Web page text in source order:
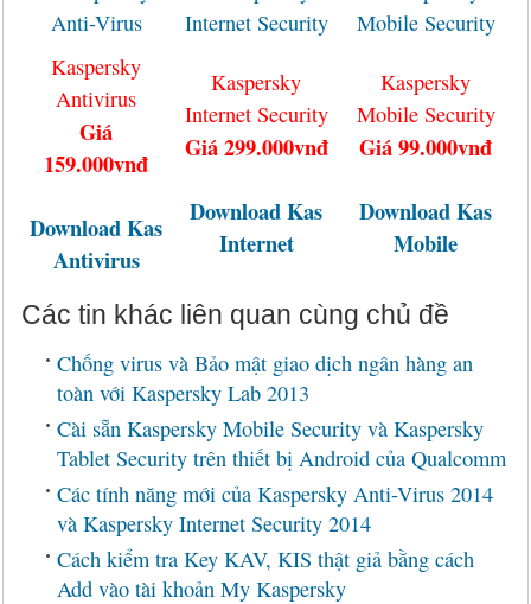
Kaspersky
Antivirus
Giá
159.000vnđ
Download Kas
Antivirus
Kaspersky
Internet Security
Giá 299.000vnđ
Download Kas
Internet
Kaspersky
Mobile Security
Giá 99.000vnđ
Download Kas
Mobile
Các tin khác liên quan cùng chủ đề
Chống virus và Bảo mật giao dịch ngân hàng an
toàn với Kaspersky Lab 2013
Cài sẵn Kaspersky Mobile Security và Kaspersky
Tablet Security trên thiết bị Android của Qualcomm
Các tính năng mới của Kaspersky Anti-Virus 2014
và Kaspersky Internet Security 2014
Cách kiểm tra Key KAV, KIS thật giả bằng cách
Add vào tài khoản My Kaspersky